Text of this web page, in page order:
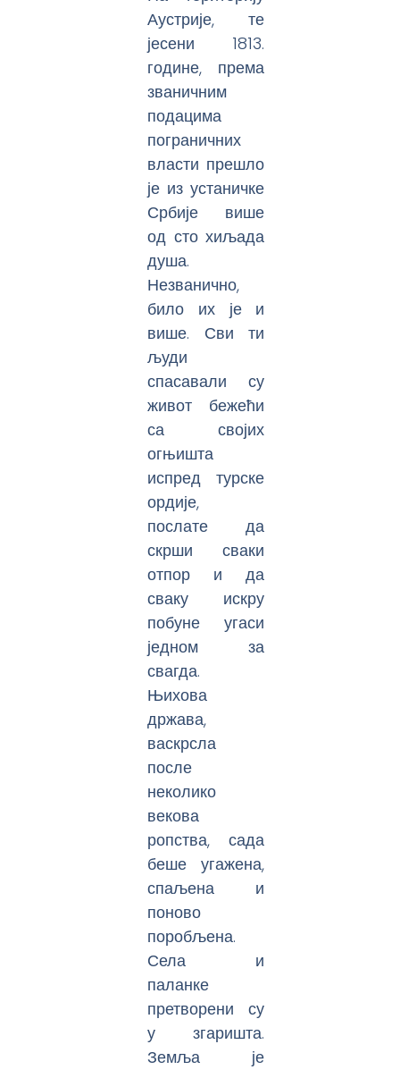
Аустрије, те
јесени 1813.
године, према
званичним
подацима
пограничних
власти прешло
је из устаничке
Србије више
од сто хиљада
душа.
Незванично,
било их је и
више. Сви ти
људи
спасавали су
живот бежећи
са својих
огњишта
испред турске
ордије,
послате да
скрши сваки
отпор и да
сваку искру
побуне угаси
једном за
свагда.
Њихова
држава,
васкрсла
после
неколико
векова
ропства, сада
беше угажена,
спаљена и
поново
поробљена.
Села и
паланке
претворени су
у згаришта.
Земља је